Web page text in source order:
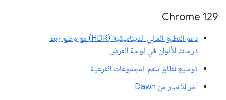
Chrome 129
دعم النطاق العالي الديناميكية (HDR) مع وضع ربط
درجات الألوان في لوحة العرض
توسيع نطاق دعم المجموعات الفرعية
آخر الأخبار من Dawn